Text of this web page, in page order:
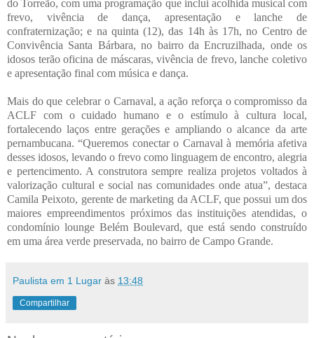
do Torreão, com uma programação que inclui acolhida musical com
frevo, vivência de dança, apresentação e lanche de
confraternização; e na quinta (12), das 14h às 17h, no Centro de
Convivência Santa Bárbara, no bairro da Encruzilhada, onde os
idosos terão oficina de máscaras, vivência de frevo, lanche coletivo
e apresentação final com música e dança.
Mais do que celebrar o Carnaval, a ação reforça o compromisso da
ACLF com o cuidado humano e o estímulo à cultura local,
fortalecendo laços entre gerações e ampliando o alcance da arte
pernambucana. “Queremos conectar o Carnaval à memória afetiva
desses idosos, levando o frevo como linguagem de encontro, alegria
e pertencimento. A construtora sempre realiza projetos voltados à
valorização cultural e social nas comunidades onde atua”, destaca
Camila Peixoto, gerente de marketing da ACLF, que possui um dos
maiores empreendimentos próximos das instituições atendidas, o
condomínio lounge Belém Boulevard, que está sendo construído
em uma área verde preservada, no bairro de Campo Grande.
Paulista em 1 Lugar às 13:48
Compartilhar